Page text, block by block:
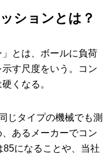
ションとは？
とは、ボールに負荷
す尺度をいう。コン
くなる。
じタイプの機械でも測
あるメーカーでコン
になることや、当社